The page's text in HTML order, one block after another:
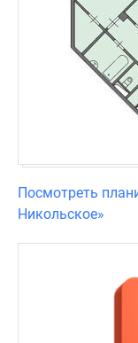
Посмотреть
Никольское»